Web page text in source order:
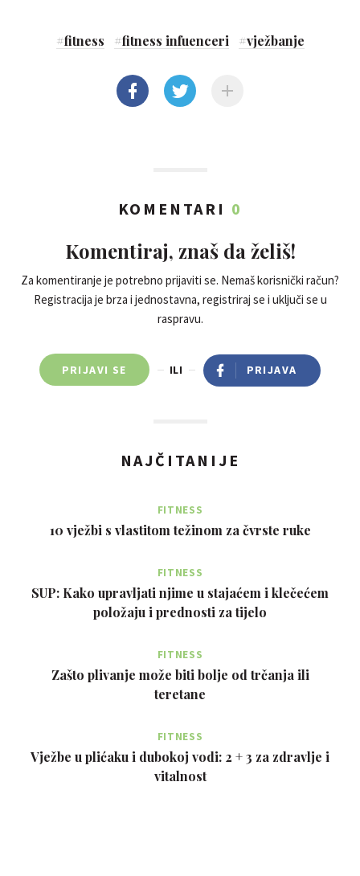
#fitness #fitness infuenceri #vježbanje
KOMENTARI 0
Komentiraj, znaš da želiš!
Za komentiranje je potrebno prijaviti se. Nemaš korisnički račun?
Registracija je brza i jednostavna, registriraj se i uključi se u
raspravu.
PRIJAVI SE ILI PRIJAVA
NAJČITANIJE
FITNESS
10 vježbi s vlastitom težinom za čvrste ruke
FITNESS
SUP: Kako upravljati njime u stajaćem i klečećem
položaju i prednosti za tijelo
FITNESS
Zašto plivanje može biti bolje od trčanja ili
teretane
FITNESS
Vježbe u plićaku i dubokoj vodi: 2 + 3 za zdravlje i
vitalnost